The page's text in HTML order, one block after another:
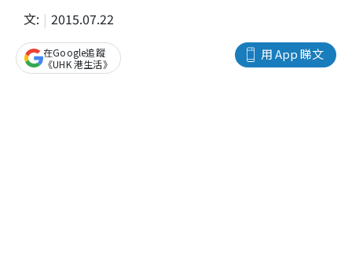
文: 2015.07.22
用 App 睇文
在Google追蹤
《UHK 港生活》